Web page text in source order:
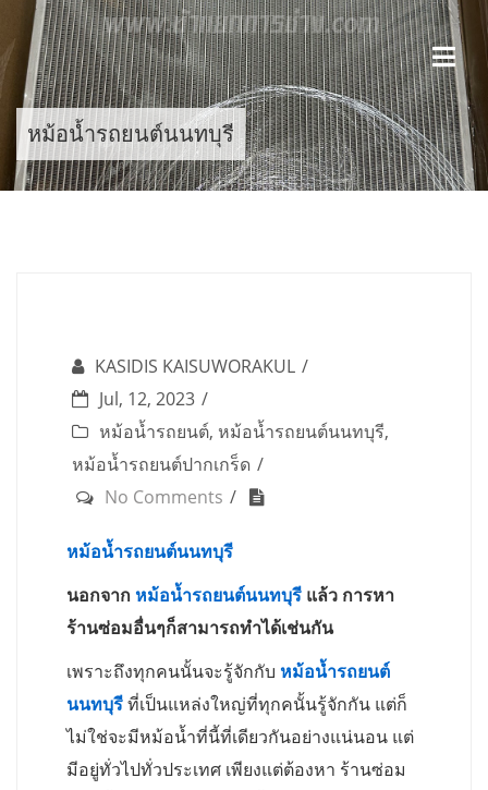
content
หม้อน้ำรถยนต์นนทบุรี
KASIDIS KAISUWORAKUL
Jul, 12, 2023
หม้อน้ำรถยนต์, หม้อน้ำรถยนต์นนทบุรี,
หม้อน้ำรถยนต์ปากเกร็ด
No Comments
หม้อน้ำรถยนต์นนทบุรี
นอกจาก หม้อน้ำรถยนต์นนทบุรี แล้ว การหา
ร้านซ่อมอื่นๆก็สามารถทำได้เช่นกัน
เพราะถึงทุกคนนั้นจะรู้จักกับ หม้อน้ำรถยนต์
นนทบุรีที่เป็นแหล่งใหญ่ที่ทุกคนั้นรู้จักกัน แต่ก็
ไม่ใช่จะมีหม้อน้ำที่นี้ที่เดียวกันอย่างแน่นอน แต่
มีอยู่ทั่วไปทั่วประเทศ เพียงแต่ต้องหา ร้านซ่อม